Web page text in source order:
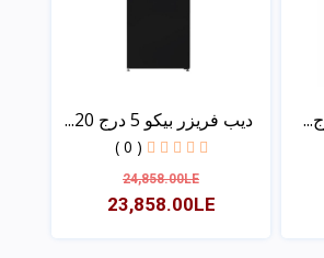
ديب فريزر بيكو 5 درج 20...
( 0 )
24,858.00LE
23,858.00LE